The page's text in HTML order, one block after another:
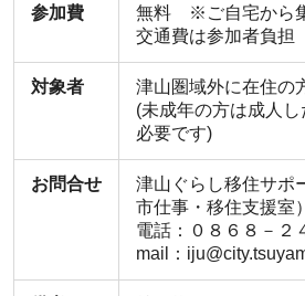
参加費
無料 ※ご自宅から
交通費は参加者負担
対象者
津山圏域外に在住の
(未成年の方は成人
必要です)
お問合せ
津山ぐらし移住サポ
市仕事・移住支援室）
電話：０８６８－２
mail：